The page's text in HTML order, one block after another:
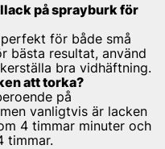
på sprayburk för
för både små
bästa resultat, använd
bra vidhäftning.
att torka?
på
vanligtvis är lacken
4 timmar minuter och
timmar.